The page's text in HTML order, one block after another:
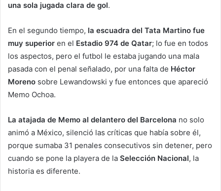
una sola jugada clara de gol.
En el segundo tiempo, la escuadra del Tata Martino fue
muy superior en el Estadio 974 de Qatar; lo fue en todos
los aspectos, pero el futbol le estaba jugando una mala
pasada con el penal señalado, por una falta de Héctor
Moreno sobre Lewandowski y fue entonces que apareció
Memo Ochoa.
La atajada de Memo al delantero del Barcelona no solo
animó a México, silenció las críticas que había sobre él,
porque sumaba 31 penales consecutivos sin detener, pero
cuando se pone la playera de la Selección Nacional, la
historia es diferente.